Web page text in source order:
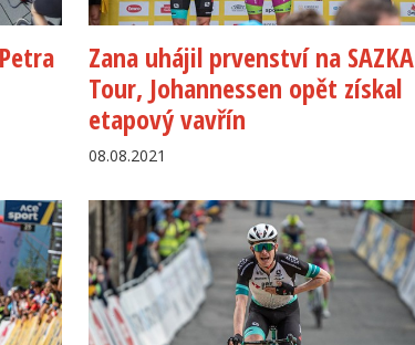
Zana uhájil prvenství na SAZKA
Tour, Johannessen opět získal
etapový vavřín
08.08.2021